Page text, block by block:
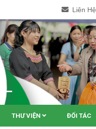
Liên Hệ
THƯ VIỆN ĐỐI TÁC